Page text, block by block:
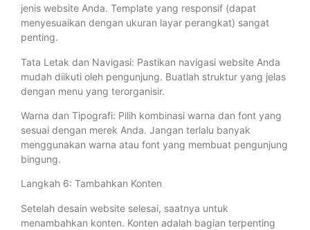
jenis website Anda. Template yang responsif (dapat
menyesuaikan dengan ukuran layar perangkat) sangat
penting.
Tata Letak dan Navigasi: Pastikan navigasi website Anda
mudah diikuti oleh pengunjung. Buatlah struktur yang jelas
dengan menu yang terorganisir.
Warna dan Tipografi: Pilih kombinasi warna dan font yang
sesuai dengan merek Anda. Jangan terlalu banyak
menggunakan warna atau font yang membuat pengunjung
bingung.
Langkah 6: Tambahkan Konten
Setelah desain website selesai, saatnya untuk
menambahkan konten. Konten adalah bagian terpenting